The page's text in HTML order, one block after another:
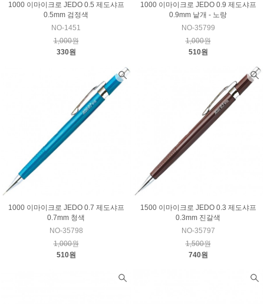
1000 이마이크로 JEDO 0.5 제도샤프
0.5mm 검정색
NO-1451
1,000원
330원
1000 이마이크로 JEDO 0.9 제도샤프
0.9mm 낱개 - 노랑
NO-35799
1,000원
510원
1000 이마이크로 JEDO 0.7 제도샤프
0.7mm 청색
NO-35798
1,000원
510원
1500 이마이크로 JEDO 0.3 제도샤프
0.3mm 진갈색
NO-35797
1,500원
740원